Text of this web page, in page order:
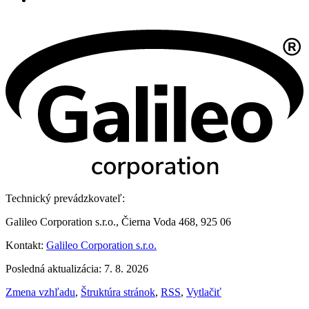
Technický prevádzkovateľ:
Galileo Corporation s.r.o., Čierna Voda 468, 925 06
Kontakt: Galileo Corporation s.r.o.
Posledná aktualizácia: 7. 8. 2026
Zmena vzhľadu, Štruktúra stránok, RSS, Vytlačiť